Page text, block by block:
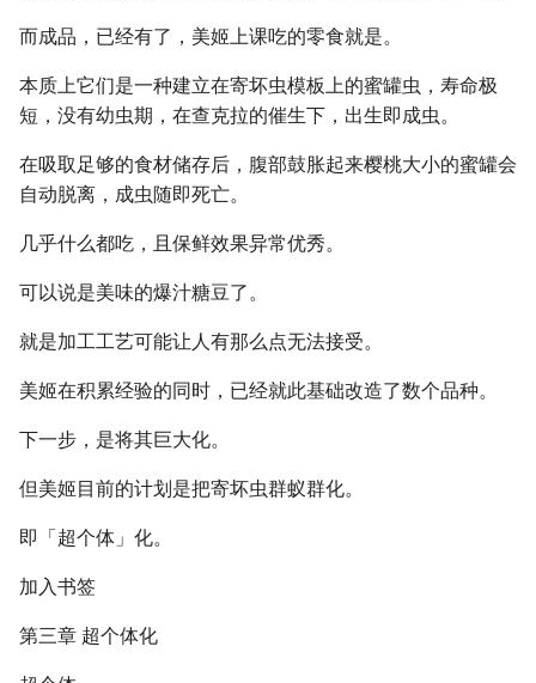
而成品，已经有了，美姬上课吃的零食就是。
本质上它们是一种建立在寄坏虫模板上的蜜罐虫，寿命极
短，没有幼虫期，在查克拉的催生下，出生即成虫。
在吸取足够的食材储存后，腹部鼓胀起来樱桃大小的蜜罐会
自动脱离，成虫随即死亡。
几乎什么都吃，且保鲜效果异常优秀。
可以说是美味的爆汁糖豆了。
就是加工工艺可能让人有那么点无法接受。
美姬在积累经验的同时，已经就此基础改造了数个品种。
下一步，是将其巨大化。
但美姬目前的计划是把寄坏虫群蚁群化。
即「超个体」化。
加入书签
第三章 超个体化